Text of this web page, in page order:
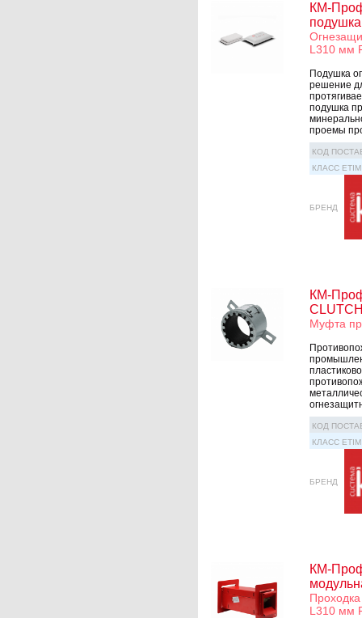
КМ-
L310 мм
Подушка
решение
подушка
проемы
КОД
КЛАСС ETIM
БРЕНД
КМ-
Муфта
КОД
КЛАСС ETIM
БРЕНД
КМ-
L310 мм